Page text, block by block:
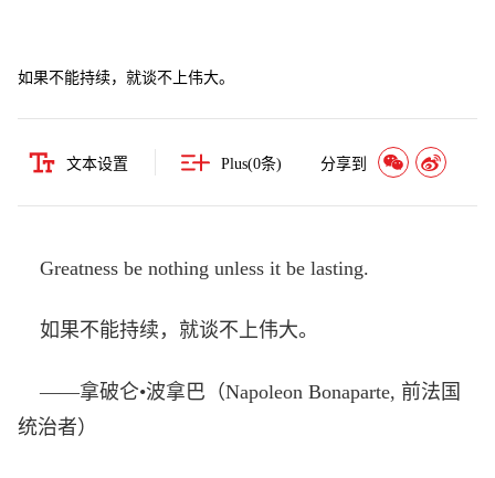
如果不能持续，就谈不上伟大。
文本设置 Plus(0条) 分享到
Greatness be nothing unless it be lasting.
如果不能持续，就谈不上伟大。
——拿破仑•波拿巴（Napoleon Bonaparte, 前法国
统治者）